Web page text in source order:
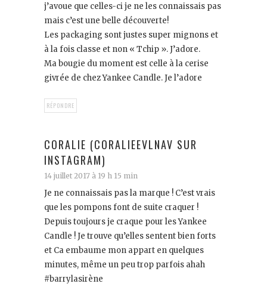
j’avoue que celles-ci je ne les connaissais pas
mais c’est une belle découverte!
Les packaging sont justes super mignons et
à la fois classe et non « Tchip ». J’adore.
Ma bougie du moment est celle à la cerise
givrée de chez Yankee Candle. Je l’adore
RÉPONDRE
CORALIE (CORALIEEVLNAV SUR
INSTAGRAM)
14 juillet 2017 à 19 h 15 min
Je ne connaissais pas la marque ! C’est vrais
que les pompons font de suite craquer !
Depuis toujours je craque pour les Yankee
Candle ! Je trouve qu’elles sentent bien forts
et Ca embaume mon appart en quelques
minutes, même un peu trop parfois ahah
#barrylasirène